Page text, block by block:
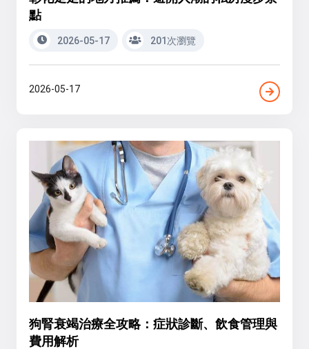
點
2026-05-17 201次瀏覽
2026-05-17
狗腎衰竭治療全攻略：症狀診斷、飲食管理與
費用解析